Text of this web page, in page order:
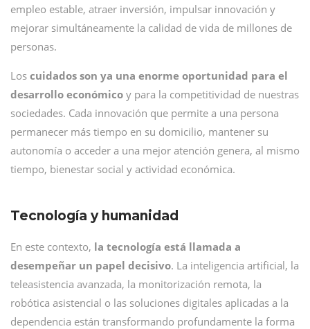
empleo estable, atraer inversión, impulsar innovación y
mejorar simultáneamente la calidad de vida de millones de
personas.
Los cuidados son ya una enorme oportunidad para el
desarrollo económico y para la competitividad de nuestras
sociedades. Cada innovación que permite a una persona
permanecer más tiempo en su domicilio, mantener su
autonomía o acceder a una mejor atención genera, al mismo
tiempo, bienestar social y actividad económica.
Tecnología y humanidad
En este contexto, la tecnología está llamada a
desempeñar un papel decisivo. La inteligencia artificial, la
teleasistencia avanzada, la monitorización remota, la
robótica asistencial o las soluciones digitales aplicadas a la
dependencia están transformando profundamente la forma